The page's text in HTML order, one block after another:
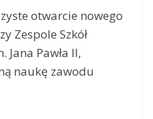
otwarcie nowego
Zespole Szkół
Pawła II,
naukę zawodu